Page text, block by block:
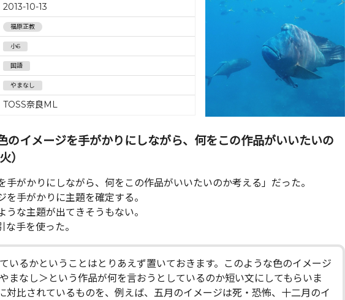
2013-10-13
福原正教
小6
国語
やまなし
TOSS奈良ML
イメージを手がかりにしながら、何をこの作品がいいたいの
）
がかりにしながら、何をこの作品がいいたいのか考える」だった。
手がかりに主題を確定する。
な主題が出てきそうもない。
手を使った。
いるかということはとりあえず置いておきます。このような色のイメージ
まなし＞という作品が何を言おうとしているのか短い文にしてもらいま
対比されているものを、例えば、五月のイメージは死・恐怖、十二月のイ